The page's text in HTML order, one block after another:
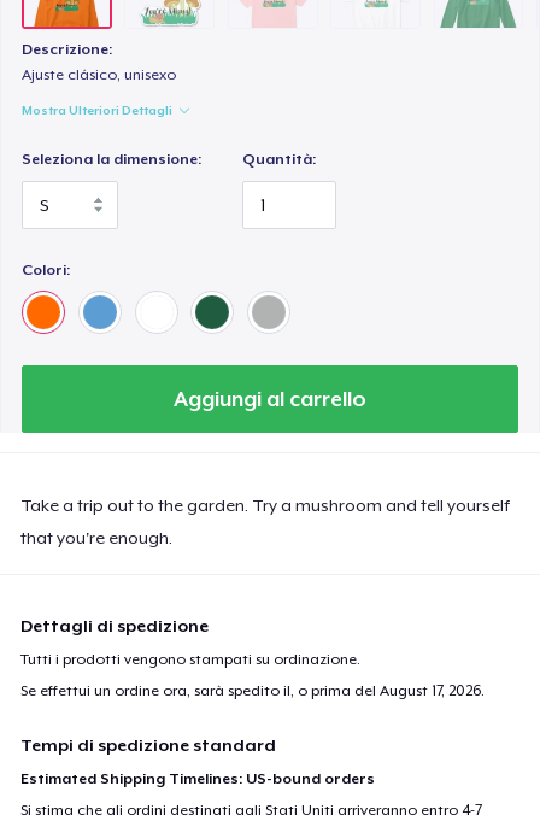
Descrizione:
Ajuste clásico, unisexo
Mostra Ulteriori Dettagli
Seleziona la dimensione: Quantità:
Colori:
Aggiungi al carrello
Take a trip out to the garden. Try a mushroom and tell yourself
that you're enough.
Dettagli di spedizione
Tutti i prodotti vengono stampati su ordinazione.
Se effettui un ordine ora, sarà spedito il, o prima delAugust 17, 2026.
Tempi di spedizione standard
Estimated Shipping Timelines: US-bound orders
Si stima che gli ordini destinati agli Stati Uniti arriveranno entro 4-7